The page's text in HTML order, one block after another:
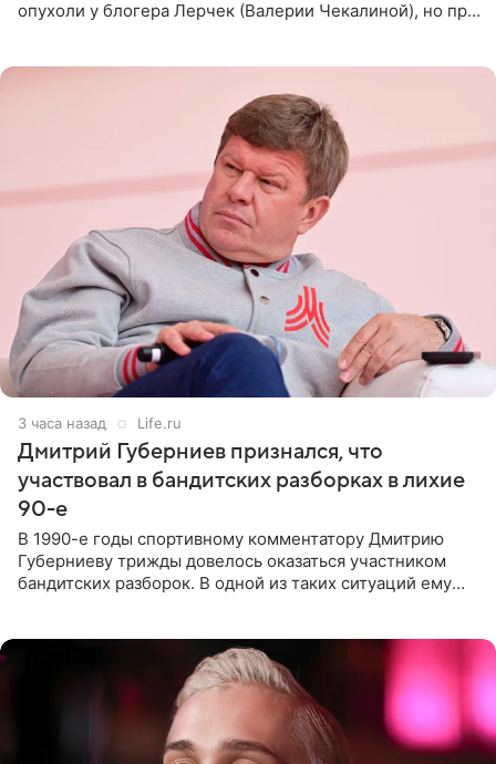
опухоли у блогера Лерчек (Валерии Чекалиной), но при
3 часа назад Life.ru
Дмитрий Губерниев признался, что
участвовал в бандитских разборках в лихие
90-е
В 1990-е годы спортивному комментатору Дмитрию
Губерниеву трижды довелось оказаться участником
бандитских разборок. В одной из таких ситуаций ему